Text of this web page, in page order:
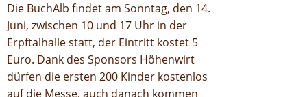
Die BuchAlb findet am Sonntag, den 14.
Juni, zwischen 10 und 17 Uhr in der
Erpftalhalle statt, der Eintritt kostet 5
Euro. Dank des Sponsors Höhenwirt
dürfen die ersten 200 Kinder kostenlos
auf die Messe, auch danach kommen